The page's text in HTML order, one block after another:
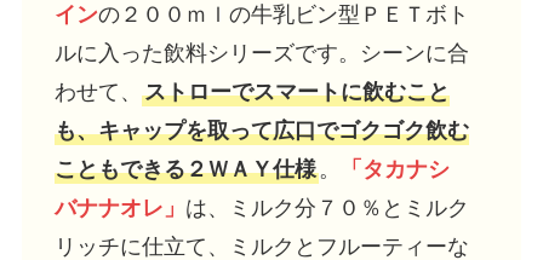
インの２００ｍｌの牛乳ビン型ＰＥＴボト
ルに入った飲料シリーズです。シーンに合
わせて、 ストローでスマートに飲むこと
も、キャップを取って広口でゴクゴク飲む
こともできる２ＷＡＹ仕様。
「タカナシ
バナナオレ」 は、ミルク分７０％とミルク
リッチに仕立て、ミルクとフルーティーな